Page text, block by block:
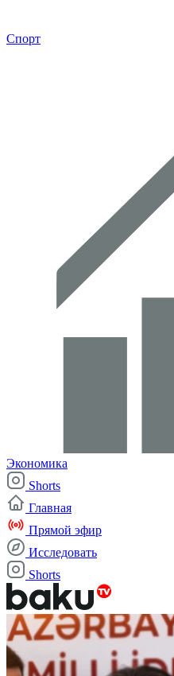
Спорт
Экономика
Shorts
Главная
Прямой эфир
Исследовать
Shorts